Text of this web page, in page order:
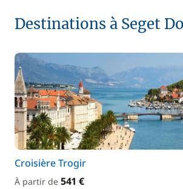
Destinations à Seget
Croisière Trogir
À partir de 541 €